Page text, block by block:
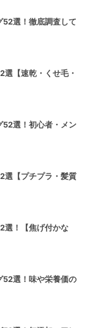
52選！徹底調査して
選【速乾・くせ毛・
52選！初心者・メン
選【プチプラ・髪質
選！【焦げ付かな
52選！味や栄養価の